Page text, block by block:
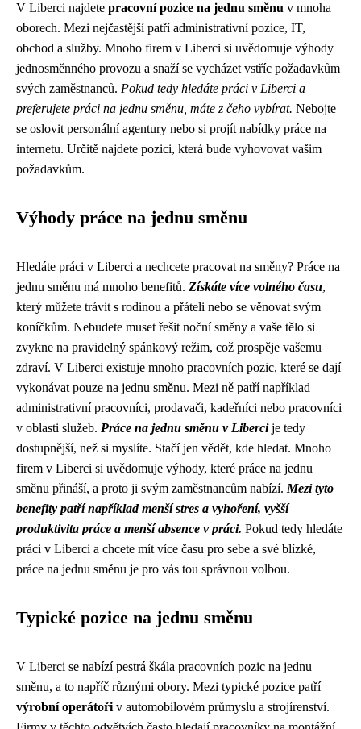
V Liberci najdete pracovní pozice na jednu směnu v mnoha
oborech. Mezi nejčastější patří administrativní pozice, IT,
obchod a služby. Mnoho firem v Liberci si uvědomuje výhody
jednosměnného provozu a snaží se vycházet vstříc požadavkům
svých zaměstnanců. Pokud tedy hledáte práci v Liberci a
preferujete práci na jednu směnu, máte z čeho vybírat. Nebojte
se oslovit personální agentury nebo si projít nabídky práce na
internetu. Určitě najdete pozici, která bude vyhovovat vašim
požadavkům.
Výhody práce na jednu směnu
Hledáte práci v Liberci a nechcete pracovat na směny? Práce na
jednu směnu má mnoho benefitů. Získáte více volného času,
který můžete trávit s rodinou a přáteli nebo se věnovat svým
koníčkům. Nebudete muset řešit noční směny a vaše tělo si
zvykne na pravidelný spánkový režim, což prospěje vašemu
zdraví. V Liberci existuje mnoho pracovních pozic, které se dají
vykonávat pouze na jednu směnu. Mezi ně patří například
administrativní pracovníci, prodavači, kadeřníci nebo pracovníci
v oblasti služeb. Práce na jednu směnu v Libercije tedy
dostupnější, než si myslíte. Stačí jen vědět, kde hledat. Mnoho
firem v Liberci si uvědomuje výhody, které práce na jednu
směnu přináší, a proto ji svým zaměstnancům nabízí. Mezi tyto
benefity patří například menší stres a vyhoření, vyšší
produktivita práce a menší absence v práci. Pokud tedy hledáte
práci v Liberci a chcete mít více času pro sebe a své blízké,
práce na jednu směnu je pro vás tou správnou volbou.
Typické pozice na jednu směnu
V Liberci se nabízí pestrá škála pracovních pozic na jednu
směnu, a to napříč různými obory. Mezi typické pozice patří
výrobní operátoři v automobilovém průmyslu a strojírenství.